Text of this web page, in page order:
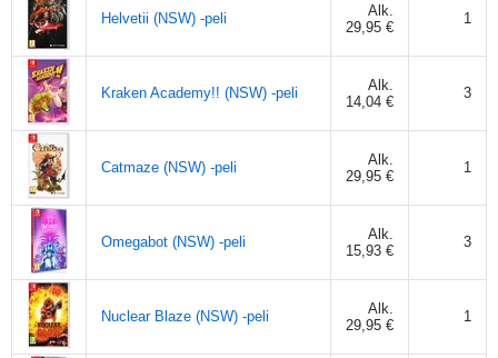
Helvetii (NSW) -peli
Alk.
29,95 €
1
Kraken Academy!! (NSW) -peli
Alk.
14,04 €
3
Catmaze (NSW) -peli
Alk.
29,95 €
1
Omegabot (NSW) -peli
Alk.
15,93 €
3
Nuclear Blaze (NSW) -peli
Alk.
29,95 €
1